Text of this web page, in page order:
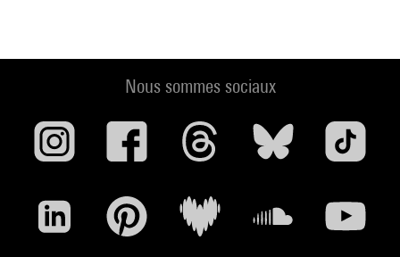
Nous sommes sociaux